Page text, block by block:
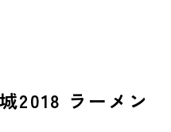
2018 ラーメン